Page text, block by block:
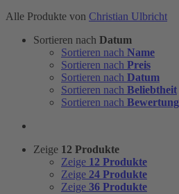
Alle Produkte von Christian Ulbricht
Sortieren nach Datum
Sortieren nach Name
Sortieren nach Preis
Sortieren nach Datum
Sortieren nach Beliebtheit
Sortieren nach Bewertung
Zeige 12 Produkte
Zeige 12 Produkte
Zeige 24 Produkte
Zeige 36 Produkte